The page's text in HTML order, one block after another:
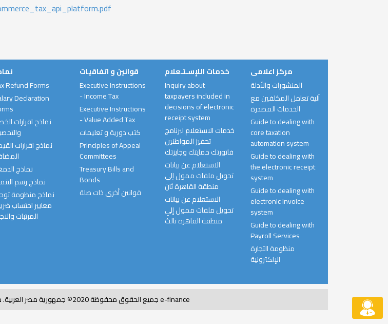
Refund Forms
Declaration
نماذج اقرارات
نماذج اقرارات
نماذج
نماذج رسم
نماذج منظومة
معايير احتساب
المرتبات
قوانين و اتفاقيات
Executive Instructions
- Income Tax
Executive Instructions
- Value Added Tax
كتب دورية و تعليمات
Principles of Appeal
Committees
Treasury Bills and
Bonds
قوانين أخرى ذات صلة
خدمات اللإسـتـعلام
Inquiry about
taxpayers included in
decisions of electronic
receipt system
خدمات الاستعلام لبرنامج
تحفيز المواطنين
فاتورتك حمايتك وجايزتك
الاستعلام عن بيانات
تحويل ملفات ممول إلي
منطقة القاهرة ثان
الاستعلام عن بيانات
تحويل ملفات ممول إلي
منطقة القاهرة ثالث
مركز اعلامى
المنشورات والأدلة
آلية تعامل المكلفين مع
الخدمات المصدرة
Guide to dealing with
core taxation
automation system
Guide to dealing with
the electronic receipt
system
Guide to dealing with
electronic invoice
system
Guide to dealing with
Payroll Services
منظومة التجارة
الإلكترونية
جميع الحقوق محفوظة 2020© جمهورية مصر العربية. مصلحة الضرائب المصريه. مدعوم من e-finance